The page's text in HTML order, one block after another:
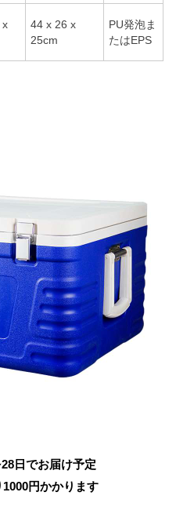
x
44 x 26 x
25cm
PU発泡ま
たはEPS
日でお届け予定
1000円かかります